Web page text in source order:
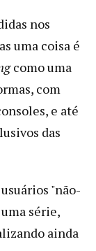
nos
uma coisa é
como uma
com
e até
das
"não-
série,
ainda